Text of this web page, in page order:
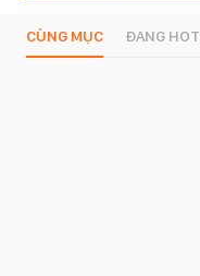
CÙNG MỤC ĐANG HOT